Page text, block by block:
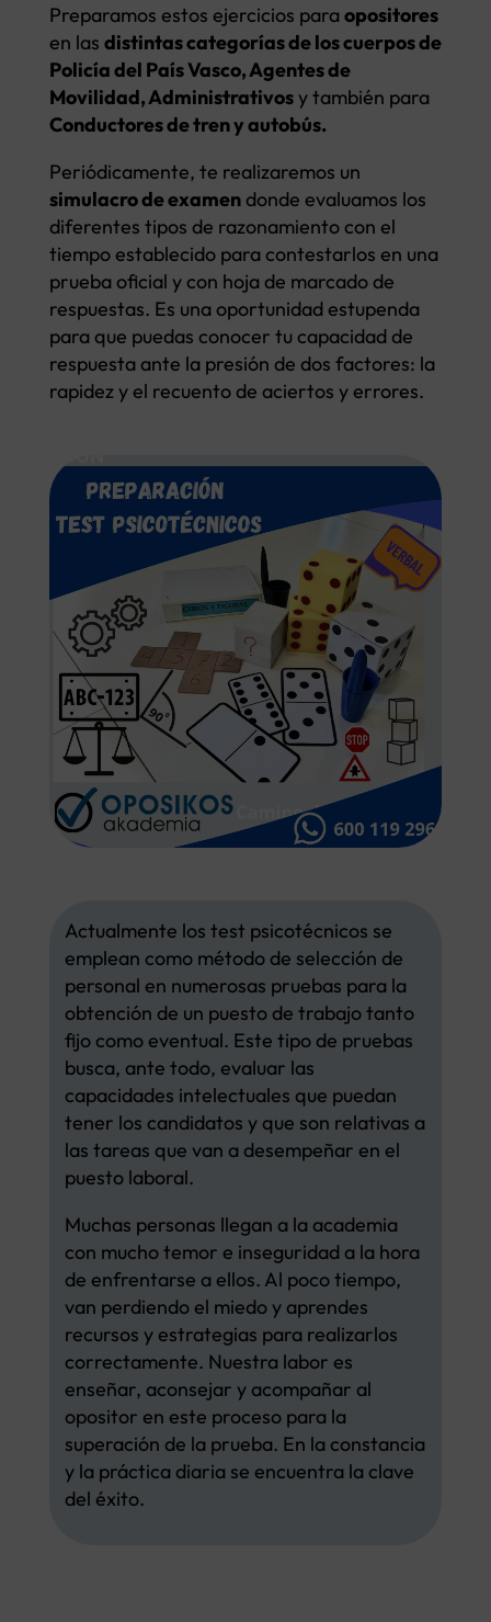
Preparamos estos ejercicios paraopositores
en las distintas categorías de los cuerpos de
Policía del País Vasco, Agentes de
Movilidad, Administrativosy también para
Conductores de tren y autobús.
Periódicamente, te realizaremos un
simulacro de examendonde evaluamos los
diferentes tipos de razonamiento con el
tiempo establecido para contestarlos en una
prueba oficial y con hoja de marcado de
respuestas. Es una oportunidad estupenda
para que puedas conocer tu capacidad de
respuesta ante la presión de dos factores: la
rapidez y el recuento de aciertos y errores.
Actualmente los test psicotécnicos se
emplean como método de selección de
personal en numerosas pruebas para la
obtención de un puesto de trabajo tanto
fijo como eventual. Este tipo de pruebas
busca, ante todo, evaluar las
capacidades intelectuales que puedan
tener los candidatos y que son relativas a
las tareas que van a desempeñar en el
puesto laboral.
Muchas personas llegan a la academia
con mucho temor e inseguridad a la hora
de enfrentarse a ellos. Al poco tiempo,
van perdiendo el miedo y aprendes
recursos y estrategias para realizarlos
correctamente. Nuestra labor es
enseñar, aconsejar y acompañar al
opositor en este proceso para la
superación de la prueba. En la constancia
y la práctica diaria se encuentra la clave
del éxito.